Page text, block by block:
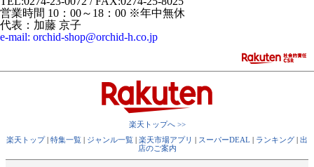
営業時間 10：00～18：00 ※年中無休
代表：加藤 京子
e-mail: orchid-shop@orchid-h.co.jp
楽天トップへ >>
楽天トップ| 特集一覧 | ジャンル一覧 | 楽天市場アプリ | スーパーDEAL | ランキング | 出
店のご案内